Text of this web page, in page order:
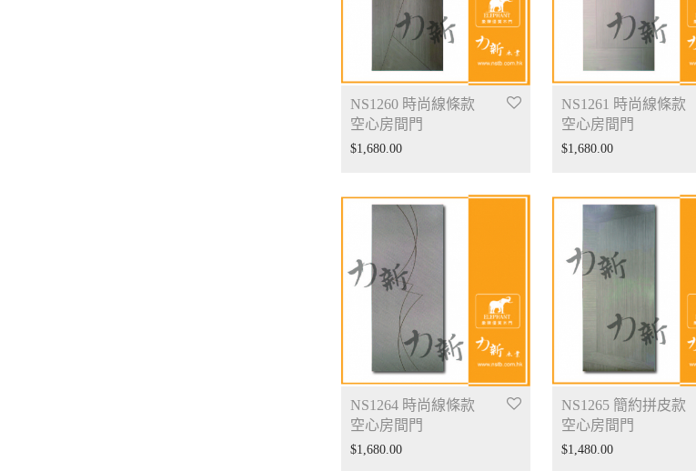
NS1260 時尚線條款
空心房間門
$1,680.00
NS1261 時尚線條款
空心房間門
$1,680.00
NS1264 時尚線條款
空心房間門
$1,680.00
NS1265 簡約拼皮款
空心房間門
$1,480.00